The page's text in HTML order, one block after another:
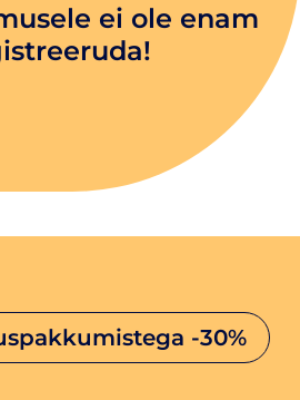
ei ole enam
-30%